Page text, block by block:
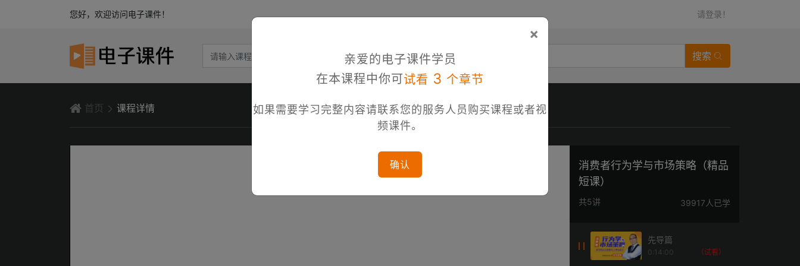
您好，欢迎访问电子课件！ 请登录！
搜索
首页 课程详情
消费者行为学与市场策略（精品
短课）
共5讲 39917人已学
先导篇
0:14:00 （试看）
×
亲爱的电子课件学员
在本课程中你可试看 3 个章节
如果需要学习完整内容请联系您的服务人员购买课程或者视
频课件。
确认